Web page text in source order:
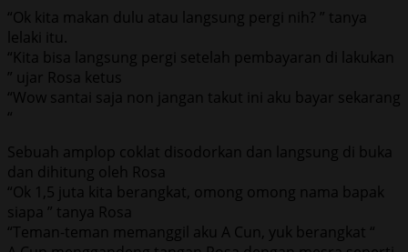
“Ok kita makan dulu atau langsung pergi nih? ” tanya
lelaki itu.
“Kita bisa langsung pergi setelah pembayaran di lakukan
” ujar Rosa ketus
“Wow santai saja non jangan takut ini aku bayar sekarang
“
Sebuah amplop coklat disodorkan dan langsung di buka
dan dihitung oleh Rosa
“Ok 1,5 juta kita berangkat, omong omong nama bapak
siapa ” tanya Rosa
“Teman-teman memanggil aku A Cun, yuk berangkat “